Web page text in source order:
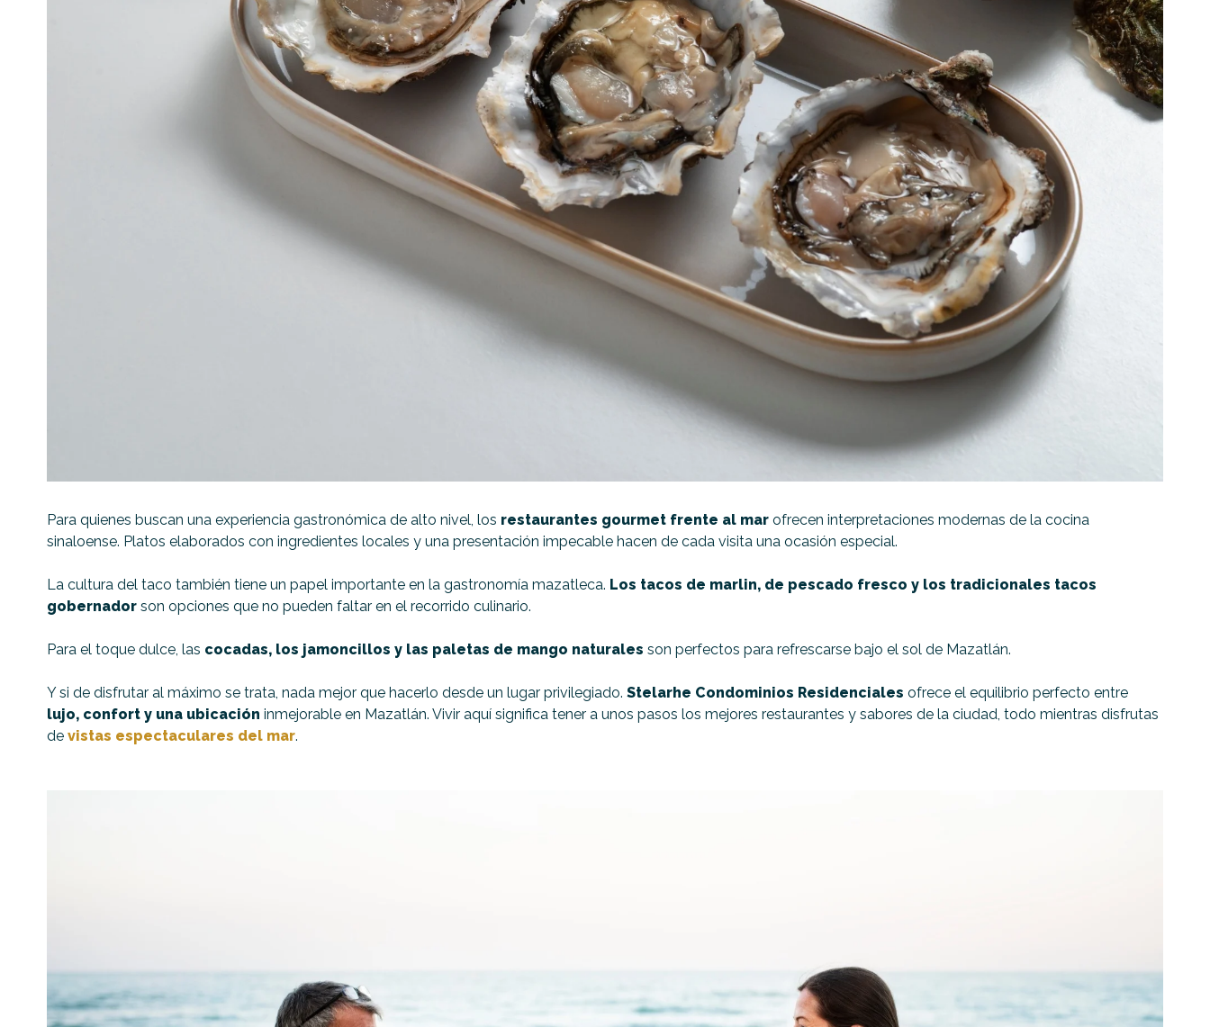
Para quienes buscan una experiencia gastronómica de alto nivel, los restaurantes gourmet frente al mar ofrecen interpretaciones modernas de la cocina
sinaloense. Platos elaborados con ingredientes locales y una presentación impecable hacen de cada visita una ocasión especial.
La cultura del taco también tiene un papel importante en la gastronomía mazatleca. Los tacos de marlin, de pescado fresco y los tradicionales tacos
gobernador son opciones que no pueden faltar en el recorrido culinario.
Para el toque dulce, las cocadas, los jamoncillos y las paletas de mango naturales son perfectos para refrescarse bajo el sol de Mazatlán.
Y si de disfrutar al máximo se trata, nada mejor que hacerlo desde un lugar privilegiado. Stelarhe Condominios Residenciales ofrece el equilibrio perfecto entre
lujo, confort y una ubicación inmejorable en Mazatlán. Vivir aquí significa tener a unos pasos los mejores restaurantes y sabores de la ciudad, todo mientras disfrutas
de vistas espectaculares del mar.